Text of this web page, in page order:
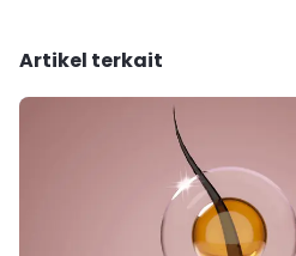
Artikel terkait